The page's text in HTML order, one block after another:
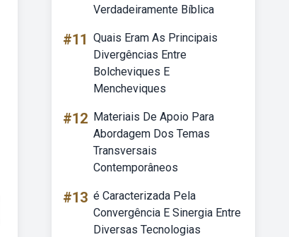
Verdadeiramente Bíblica
#11 Quais Eram As Principais
Divergências Entre
Bolcheviques E
Mencheviques
#12 Materiais De Apoio Para
Abordagem Dos Temas
Transversais
Contemporâneos
#13 é Caracterizada Pela
Convergência E Sinergia Entre
Diversas Tecnologias